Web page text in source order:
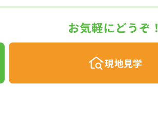
お気軽にどうぞ！
現地見学